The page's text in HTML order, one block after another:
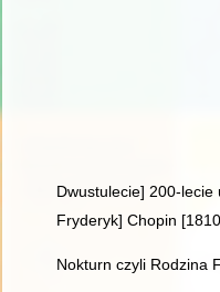
Dwustulecie] 200-
Fryderyk] Chopin
Nokturn czyli Rodzina